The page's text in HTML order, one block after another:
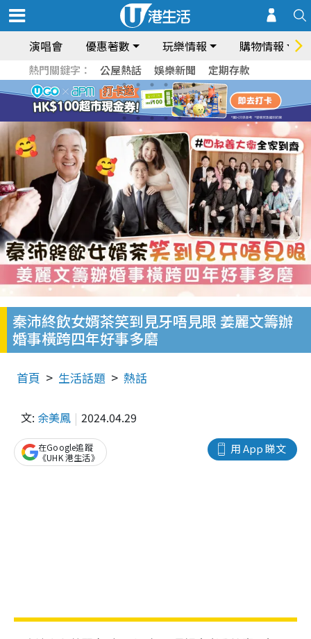
演唱會 優惠著數 玩樂情報 購物情報
熱門關鍵字： 公屋熱話 娛樂新聞 定期存款
秦沛終飲女婿茶笑到見牙唔見眼 姜麗文籌辦
婚事橫跨四年好事多磨
首頁 生活話題 熱話
文: 余美鳳 2024.04.29
用 App 睇文
在Google追蹤
《UHK 港生活》